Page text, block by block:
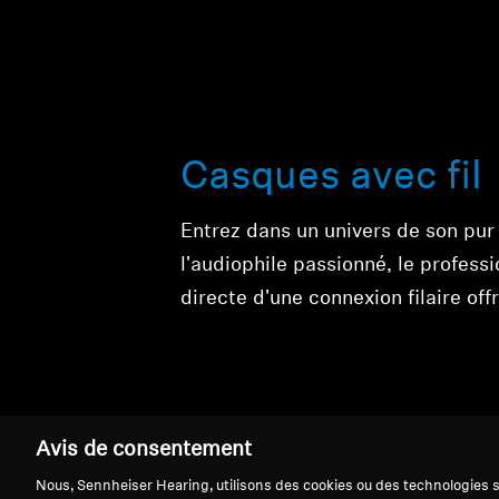
Casques avec fil
Entrez dans un univers de son
l'audiophile passionné, le
directe d'une connexion filaire
Avis de consentement
Nous, Sennheiser Hearing, utilisons des cookies ou des